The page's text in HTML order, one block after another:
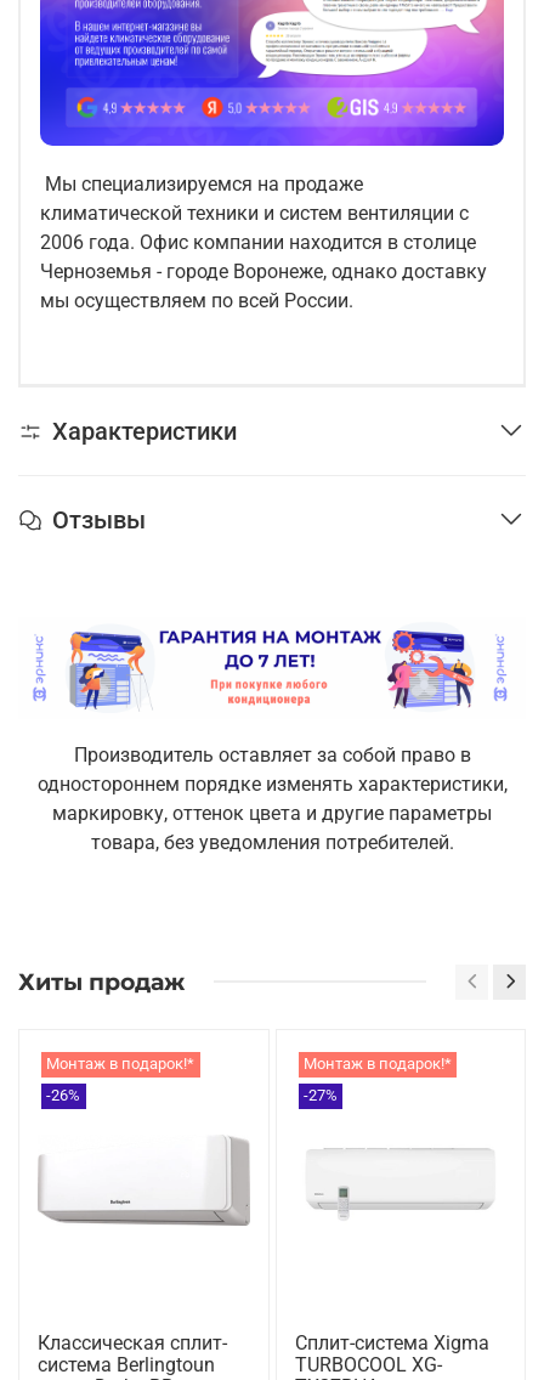
Мы специализируемся на продаже
климатической техники и систем вентиляции с
2006 года. Офис компании находится в столице
Черноземья - городе Воронеже, однако доставку
мы осуществляем по всей России.
Характеристики
Отзывы
Производитель оставляет за собой право в
одностороннем порядке изменять характеристики,
маркировку, оттенок цвета и другие параметры
товара, без уведомления потребителей.
Хиты продаж
Монтаж в подарок!*
-26%
Классическая сплит-
система Berlingtoun
Монтаж в подарок!*
-27%
Сплит-система Xigma
TURBOCOOL XG-